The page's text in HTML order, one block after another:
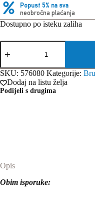
Popust 5% na sva
neobročna plaćanja
Dostupno po isteku zaliha
Festool
brusilica
ETS
150/5
EQ-
Plus
SKU: 576080 Kategorije:
Dodaj na listu želja
Podijeli s drugima
Opis
Obim isporuke: